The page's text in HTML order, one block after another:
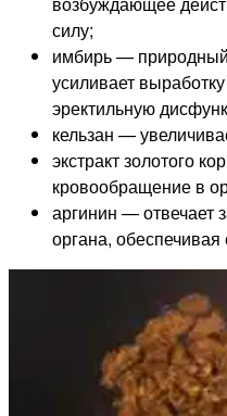
силу;
имбирь —
усиливает
эректильную
кельзан —
экстракт золотого
кровообращение в
аргинин — отвечает
органа, обеспечивая